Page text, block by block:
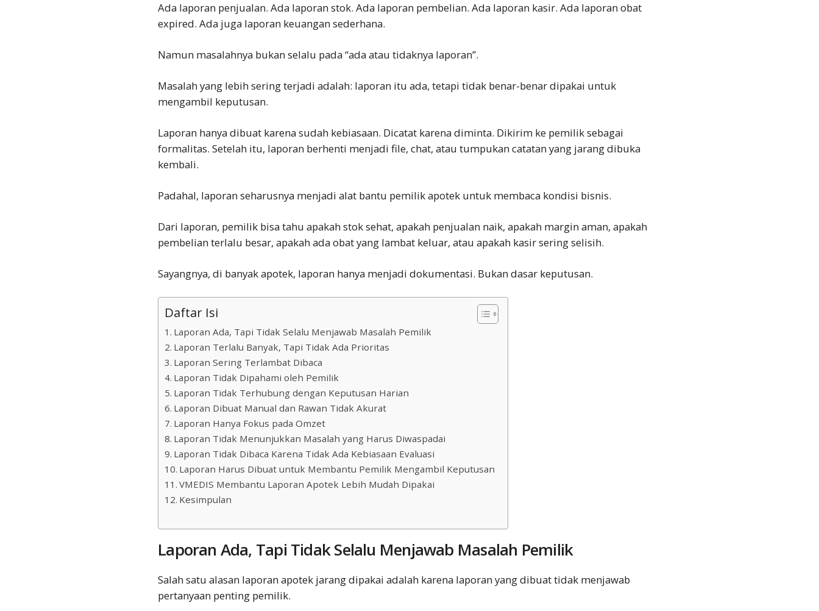
Ada laporan penjualan. Ada laporan stok. Ada laporan pembelian. Ada laporan kasir. Ada laporan obat
expired. Ada juga laporan keuangan sederhana.
Namun masalahnya bukan selalu pada “ada atau tidaknya laporan”.
Masalah yang lebih sering terjadi adalah: laporan itu ada, tetapi tidak benar-benar dipakai untuk
mengambil keputusan.
Laporan hanya dibuat karena sudah kebiasaan. Dicatat karena diminta. Dikirim ke pemilik sebagai
formalitas. Setelah itu, laporan berhenti menjadi file, chat, atau tumpukan catatan yang jarang dibuka
kembali.
Padahal, laporan seharusnya menjadi alat bantu pemilik apotek untuk membaca kondisi bisnis.
Dari laporan, pemilik bisa tahu apakah stok sehat, apakah penjualan naik, apakah margin aman, apakah
pembelian terlalu besar, apakah ada obat yang lambat keluar, atau apakah kasir sering selisih.
Sayangnya, di banyak apotek, laporan hanya menjadi dokumentasi. Bukan dasar keputusan.
Daftar Isi
Laporan Ada, Tapi Tidak Selalu Menjawab Masalah Pemilik
Laporan Terlalu Banyak, Tapi Tidak Ada Prioritas
Laporan Sering Terlambat Dibaca
Laporan Tidak Dipahami oleh Pemilik
Laporan Tidak Terhubung dengan Keputusan Harian
Laporan Dibuat Manual dan Rawan Tidak Akurat
Laporan Hanya Fokus pada Omzet
Laporan Tidak Menunjukkan Masalah yang Harus Diwaspadai
Laporan Tidak Dibaca Karena Tidak Ada Kebiasaan Evaluasi
Laporan Harus Dibuat untuk Membantu Pemilik Mengambil Keputusan
VMEDIS Membantu Laporan Apotek Lebih Mudah Dipakai
Kesimpulan
Laporan Ada, Tapi Tidak Selalu Menjawab Masalah Pemilik
Salah satu alasan laporan apotek jarang dipakai adalah karena laporan yang dibuat tidak menjawab
pertanyaan penting pemilik.